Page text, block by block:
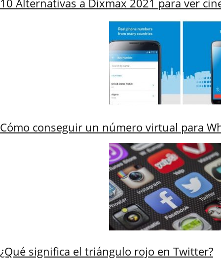
Cómo conseguir un número virtual para
¿Qué significa el triángulo rojo en Twitter?